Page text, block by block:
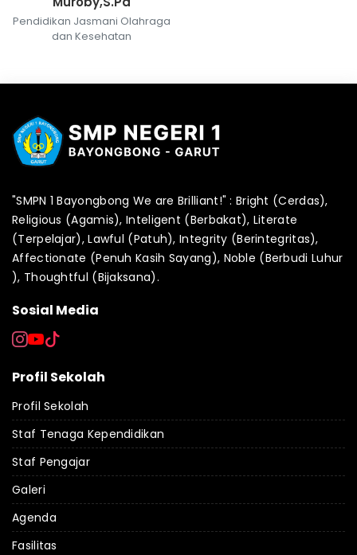
Pendidikan Jasmani Olahraga
dan Kesehatan
"SMPN 1 Bayongbong We are Brilliant!" : Bright (Cerdas),
Religious (Agamis), Inteligent (Berbakat), Literate
(Terpelajar), Lawful (Patuh), Integrity (Berintegritas),
Affectionate (Penuh Kasih Sayang), Noble (Berbudi Luhur
), Thoughtful (Bijaksana).
Sosial Media
Profil Sekolah
Profil Sekolah
Staf Tenaga Kependidikan
Staf Pengajar
Galeri
Agenda
Fasilitas